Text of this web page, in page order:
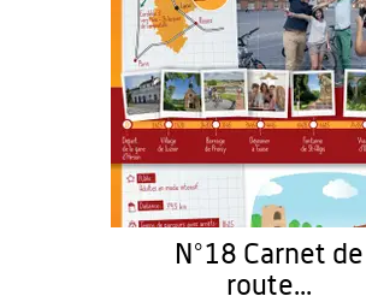
N°18 Carnet de
route...